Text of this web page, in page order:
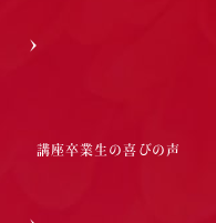
講座卒業生の喜びの声